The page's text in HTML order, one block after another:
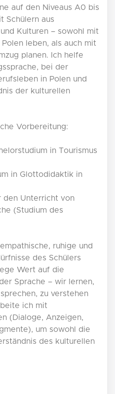
auf den Niveaus A0 bis
Schülern aus
Kulturen – sowohl mit
leben, als auch mit
planen. Ich helfe
bei der
in Polen und
der kulturellen
Vorbereitung:
in Tourismus
in Glottodidaktik in
den Unterricht von
(Studium des
ruhige und
des Schülers
Wert auf die
Sprache – wir lernen,
zu verstehen
ich mit
(Dialoge, Anzeigen,
um sowohl die
des kulturellen